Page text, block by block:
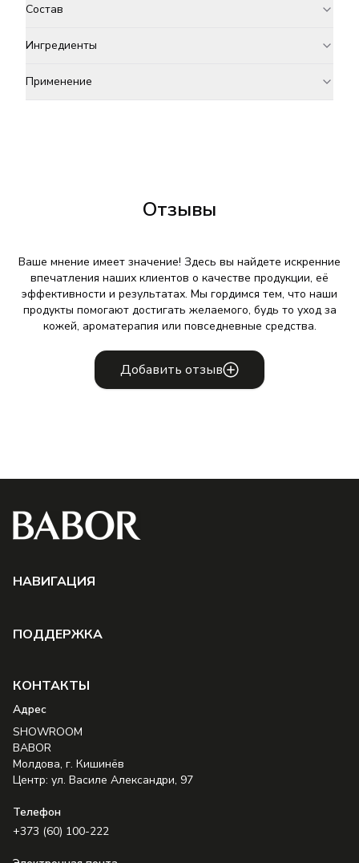
Состав
Ингредиенты
Применение
Отзывы
Ваше мнение имеет значение! Здесь вы найдете искренние
впечатления наших клиентов о качестве продукции, её
эффективности и результатах. Мы гордимся тем, что наши
продукты помогают достигать желаемого, будь то уход за
кожей, ароматерапия или повседневные средства.
Добавить отзыв
НAВИГАЦИЯ
ПОДДЕРЖКА
КОНТАКТЫ
Aдрес
SHOWROOM
BABOR
Молдова, г. Кишинёв
Центр: ул. Василе Александри, 97
Телефон
+373 (60) 100-222